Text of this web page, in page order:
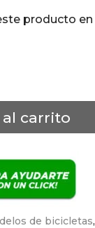
producto en
carrito
de bicicletas,